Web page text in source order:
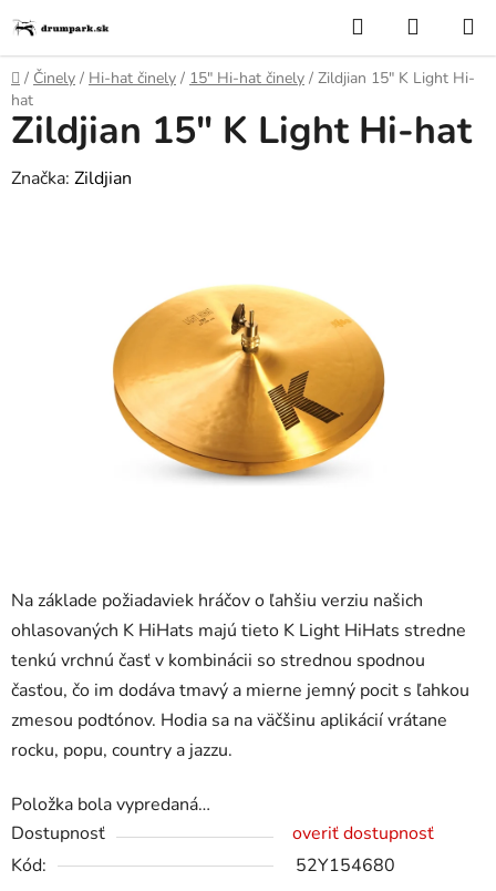
na
obsah
Hľadať
KOŠÍK
Domov
/ Činely / Hi-hat činely / 15″ Hi-hat či­ne­ly / Zildjian 15" K Light Hi-
hat
Na základe požiadaviek hráčov o ľahšiu verziu našich
ohlasovaných K HiHats majú tieto K Light HiHats stredne
tenkú vrchnú časť v kombinácii so strednou spodnou
časťou, čo im dodáva tmavý a mierne jemný pocit s ľahkou
zmesou podtónov. Hodia sa na väčšinu aplikácií vrátane
rocku, popu, country a jazzu.
Položka bola vypredaná…
Dostupnosť
overiť dostupnosť
Kód:
52Y154680
Zildjian 15" K Light Hi-hat
Značka: Zildjian